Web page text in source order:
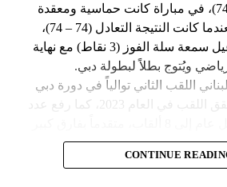
الفيليبيني بالفوز (77 – 74)، في مباراة كانت حماسية ومعقدة
حتى الثواني الأخيرة، فعندما كانت النتيجة التعادل (74 – 74)،
سجل الأسطورة إسماعيل سمعة سلة الفوز (3 نقاط) مع نهاية
ويُتوج بطلاً لبطولة دبي.
اللقب الثاني توالياً في دورة دبي
الدولية بعد أن سبق وحقق اللقب في العام 2023، كما رفع عدد
مهرام الإيراني الذي حقق لقبين في
سبورت الفيليبيني الذي حقق لقباً
CONTINUE